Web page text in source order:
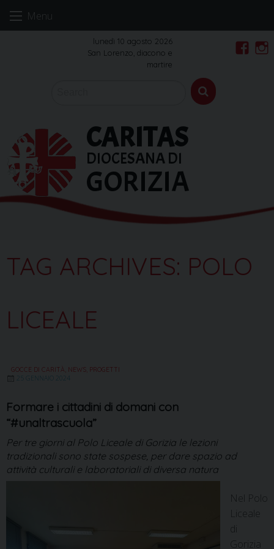
Menu
lunedì 10 agosto 2026
San Lorenzo, diacono e
martire
CARITAS
DIOCESANA DI
GORIZIA
TAG ARCHIVES: POLO
LICEALE
GOCCE DI CARITÀ NEWS PROGETTI
25 GENNAIO 2024
Formare i cittadini di domani con
“#unaltrascuola”
Per tre giorni al Polo Liceale di Gorizia le lezioni
tradizionali sono state sospese, per dare spazio ad
attività culturali e laboratoriali di diversa natura
Nel Polo
Liceale
di
Gorizia